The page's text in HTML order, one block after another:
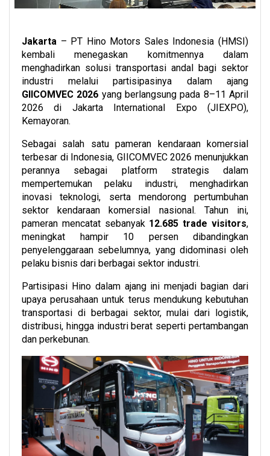
Jakarta – PT Hino Motors Sales Indonesia (HMSI)
kembali menegaskan komitmennya dalam
menghadirkan solusi transportasi andal bagi sektor
industri melalui partisipasinya dalam ajang
GIICOMVEC 2026 yang berlangsung pada 8–11 April
2026 di Jakarta International Expo (JIEXPO),
Kemayoran.
Sebagai salah satu pameran kendaraan komersial
terbesar di Indonesia, GIICOMVEC 2026 menunjukkan
perannya sebagai platform strategis dalam
mempertemukan pelaku industri, menghadirkan
inovasi teknologi, serta mendorong pertumbuhan
sektor kendaraan komersial nasional. Tahun ini,
pameran mencatat sebanyak 12.685 trade visitors,
meningkat hampir 10 persen dibandingkan
penyelenggaraan sebelumnya, yang didominasi oleh
pelaku bisnis dari berbagai sektor industri.
Partisipasi Hino dalam ajang ini menjadi bagian dari
upaya perusahaan untuk terus mendukung kebutuhan
transportasi di berbagai sektor, mulai dari logistik,
distribusi, hingga industri berat seperti pertambangan
dan perkebunan.